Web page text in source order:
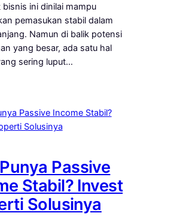
bisnis ini dinilai mampu
pemasukan stabil dalam
Namun di balik potensi
yang besar, ada satu hal
sering luput…
Passive
Stabil? Invest
Solusinya